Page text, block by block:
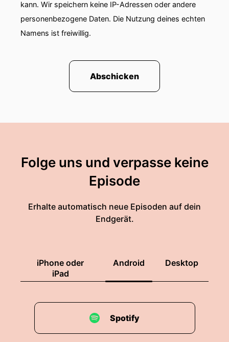
kann. Wir speichern keine IP-Adressen oder andere
personenbezogene Daten. Die Nutzung deines echten
Namens ist freiwillig.
Abschicken
Folge uns und verpasse keine
Episode
Erhalte automatisch neue Episoden auf dein
Endgerät.
iPhone oder
iPad
Android Desktop
Spotify